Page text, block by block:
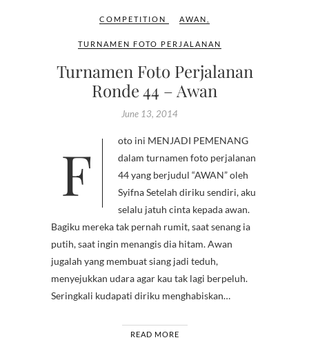
COMPETITION AWAN
TURNAMEN FOTO PERJALANAN
Turnamen Foto Perjalanan
Ronde 44 – Awan
June 13, 2014
Foto ini MENJADI PEMENANG
dalam turnamen foto perjalanan
44 yang berjudul “AWAN” oleh
Syifna Setelah diriku sendiri, aku
selalu jatuh cinta kepada awan.
Bagiku mereka tak pernah rumit, saat senang ia
putih, saat ingin menangis dia hitam. Awan
jugalah yang membuat siang jadi teduh,
menyejukkan udara agar kau tak lagi berpeluh.
Seringkali kudapati diriku menghabiskan…
READ MORE